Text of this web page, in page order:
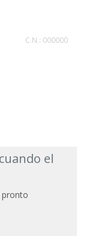
C.N.: 000000
el
pronto